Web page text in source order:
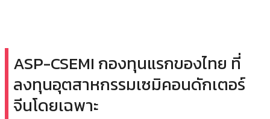
ASP-CSEMI กองทุนแรกของไทย ที่
ลงทุนอุตสาหกรรมเซมิคอนดักเตอร์
จีนโดยเฉพาะ